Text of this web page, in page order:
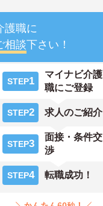
護職に
相談下さい！
STEP1
マイナビ介護
職にご登録
STEP2 求人のご紹介
STEP3
面接・条件交
渉
STEP4 転職成功！